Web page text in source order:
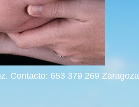
Contacto: 653 379 269 Zaragoza